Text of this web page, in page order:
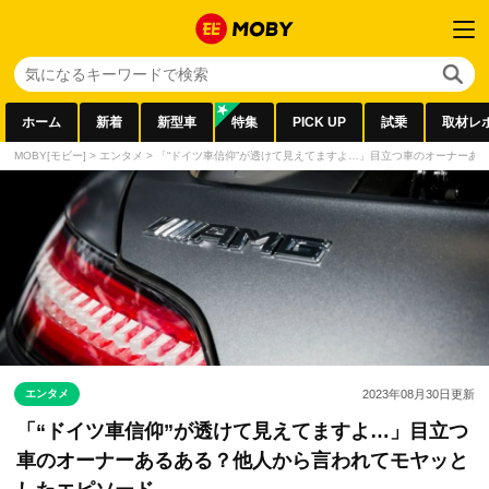
ホーム 新着 新型車 特集 PICK UP 試乗 取材レ
MOBY[モビー] > エンタメ > 「“ドイツ車信仰”が透けて見えてますよ…」目立つ車のオーナー
エンタメ 2023年08月30日更新
「“ドイツ車信仰”が透けて見えてますよ…」目立つ
車のオーナーあるある？他人から言われてモヤッと